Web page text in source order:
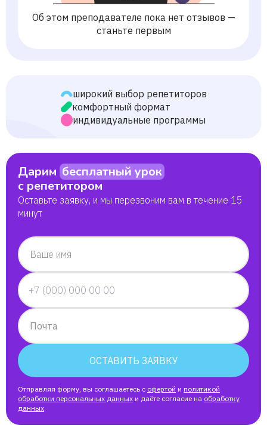
Об этом преподавателе пока нет отзывов —
станьте первым
широкий выбор репетиторов
комфортный формат
индивидуальные программы
Дарим бесплатный урок
с репетитором
Оставьте заявку, и мы перезвоним вам в течение 15
минут
Ваше имя
Почта
ОСТАВИТЬ ЗАЯВКУ
Отправляя форму, вы соглашаетесь с офертой и политикой
обработки персональных данных и даёте согласие на обработку
данных